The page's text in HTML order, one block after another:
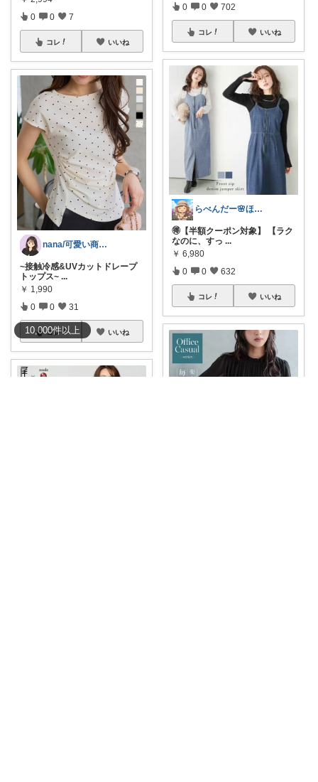
10,000件以上
0 0 7
コレ いいね
nana/可愛い商品を共有
~接触冷感&UVカットドレープ
トップス~ ...
￥ 1,990
0 0 31
コレ いいね
0 0 702
コレ いいね
らべんだー🌸ほっと癒されるものを
🉐【半額クーポン対象】 【ラク
なのに、すっ ...
￥ 6,980
0 0 632
コレ いいね